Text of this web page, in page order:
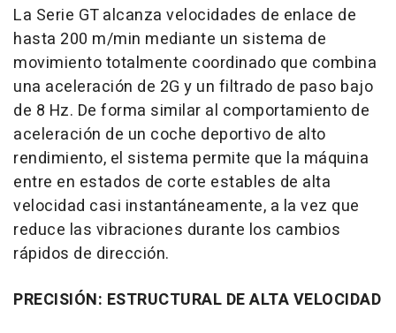
La Serie GT alcanza velocidades de enlace de
hasta 200 m/min mediante un sistema de
movimiento totalmente coordinado que combina
una aceleración de 2G y un filtrado de paso bajo
de 8 Hz. De forma similar al comportamiento de
aceleración de un coche deportivo de alto
rendimiento, el sistema permite que la máquina
entre en estados de corte estables de alta
velocidad casi instantáneamente, a la vez que
reduce las vibraciones durante los cambios
rápidos de dirección.
PRECISIÓN: ESTRUCTURAL DE ALTA VELOCIDAD